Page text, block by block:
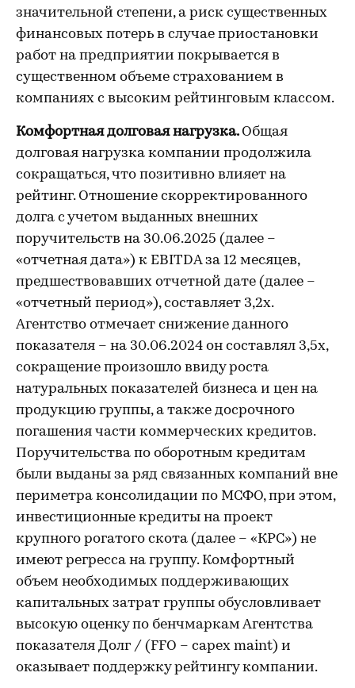
значительной степени, а риск существенных
финансовых потерь в случае приостановки
работ на предприятии покрывается в
существенном объеме страхованием в
компаниях с высоким рейтинговым классом.
Комфортная долговая нагрузка. Общая
долговая нагрузка компании продолжила
сокращаться, что позитивно влияет на
рейтинг. Отношение скорректированного
долга с учетом выданных внешних
поручительств на 30.06.2025 (далее –
«отчетная дата») к EBITDA за 12 месяцев,
предшествовавших отчетной дате (далее –
«отчетный период»), составляет 3,2х.
Агентство отмечает снижение данного
показателя – на 30.06.2024 он составлял 3,5х,
сокращение произошло ввиду роста
натуральных показателей бизнеса и цен на
продукцию группы, а также досрочного
погашения части коммерческих кредитов.
Поручительства по оборотным кредитам
были выданы за ряд связанных компаний вне
периметра консолидации по МСФО, при этом,
инвестиционные кредиты на проект
крупного рогатого скота (далее – «КРС») не
имеют регресса на группу. Комфортный
объем необходимых поддерживающих
капитальных затрат группы обусловливает
высокую оценку по бенчмаркам Агентства
показателя Долг / (FFO – capex maint) и
оказывает поддержку рейтингу компании.